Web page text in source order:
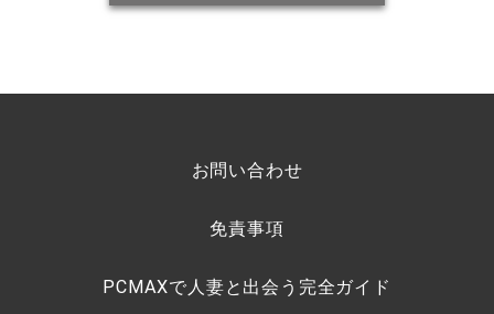
お問い合わせ
免責事項
PCMAXで人妻と出会う完全ガイド